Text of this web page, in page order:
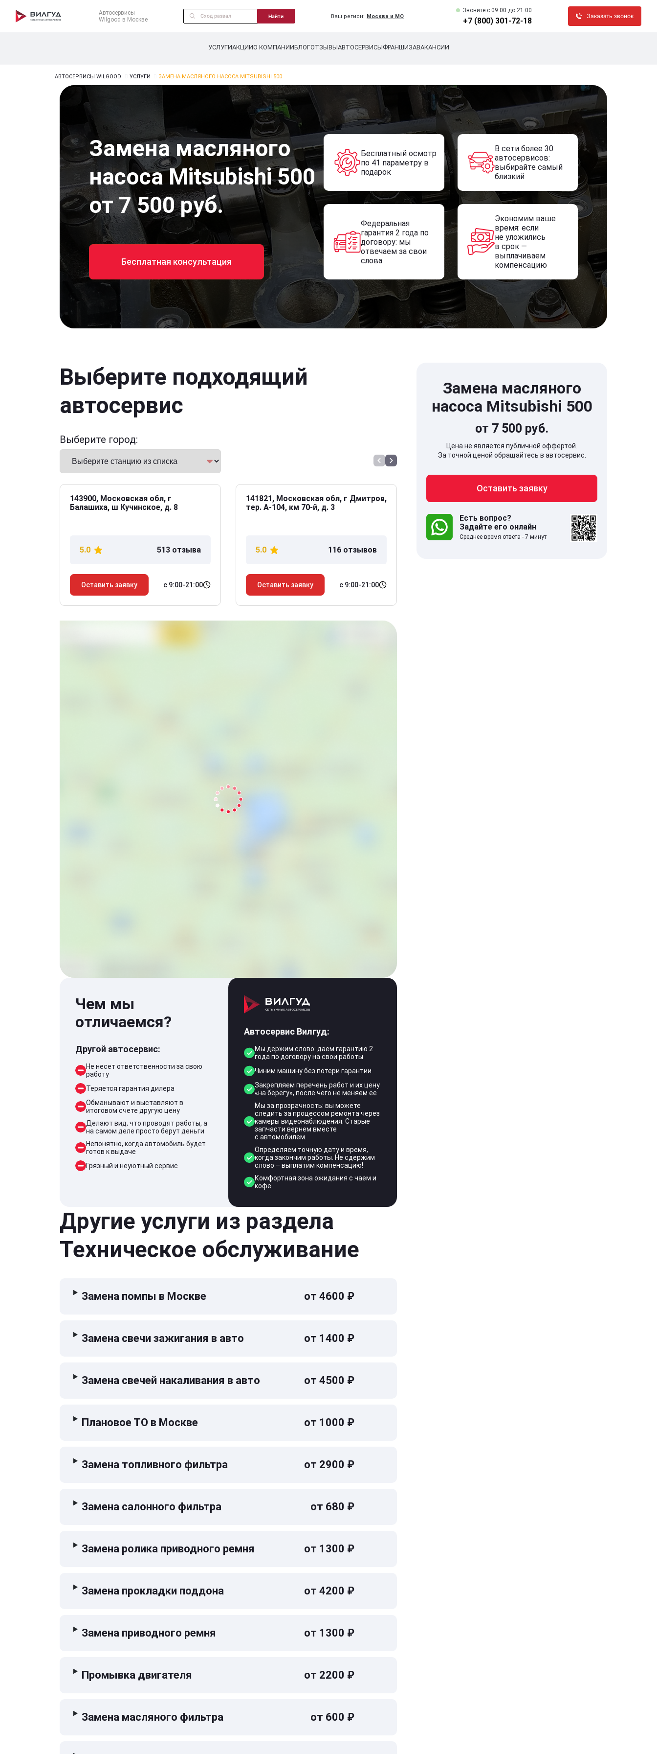
Автосервисы
Wilgood в Москве
Найти Ваш регион: Москва и МО
Звоните c 09:00 до 21:00
+7 (800) 301-72-18
Заказать звонок
УСЛУГИАКЦИИО КОМПАНИИБЛОГОТЗЫВЫАВТОСЕРВИСЫФРАНШИЗАВАКАНСИИ
АВТОСЕРВИСЫ WILGOOD УСЛУГИ ЗАМЕНА МАСЛЯНОГО НАСОСА MITSUBISHI 500
Замена масляного
насоса Mitsubishi 500
от 7 500 руб.
Бесплатная консультация
Бесплатный осмотр
по 41 параметру в
подарок
В сети более 30
автосервисов:
выбирайте самый
близкий
Федеральная
гарантия 2 года по
договору: мы
отвечаем за свои
слова
Экономим ваше
время: если
не уложились
в срок —
выплачиваем
компенсацию
Выберите подходящий
автосервис
Выберите город:
143900, Московская обл, г
Балашиха, ш Кучинское, д. 8
5.0 513 отзыва
Оставить заявку с 9:00-21:00
141821, Московская обл, г Дмитров,
тер. А-104, км 70-й, д. 3
5.0 116 отзывов
Оставить заявку с 9:00-21:00
141707, Московская обл,
дом 5
Чем мы
отличаемся?
Другой автосервис:
Не несет ответственности за свою
работу
Теряется гарантия дилера
Обманывают и выставляют в
итоговом счете другую цену
Делают вид, что проводят работы, а
на самом деле просто берут деньги
Непонятно, когда автомобиль будет
готов к выдаче
Грязный и неуютный сервис
Автосервис Вилгуд:
Мы держим слово: даем гарантию 2
года по договору на свои работы
Чиним машину без потери гарантии
Закрепляем перечень работ и их цену
«на берегу», после чего не меняем ее
Мы за прозрачность: вы можете
следить за процессом ремонта через
камеры видеонаблюдения. Старые
запчасти вернем вместе
с автомобилем.
Определяем точную дату и время,
когда закончим работы. Не сдержим
слово – выплатим компенсацию!
Комфортная зона ожидания с чаем и
кофе
Другие услуги из раздела
Техническое обслуживание
Замена помпы в Москве от 4600 ₽
Замена свечи зажигания в авто от 1400 ₽
Замена свечей накаливания в авто от 4500 ₽
Плановое ТО в Москве от 1000 ₽
Замена топливного фильтра от 2900 ₽
Замена салонного фильтра от 680 ₽
Замена ролика приводного ремня от 1300 ₽
Замена прокладки поддона от 4200 ₽
Замена приводного ремня от 1300 ₽
Промывка двигателя от 2200 ₽
Замена масляного фильтра от 600 ₽
Замена масляного
насоса Mitsubishi 500
от 7 500 руб.
Цена не является публичной оффертой.
За точной ценой обращайтесь в автосервис.
Оставить заявку
Есть вопрос?
Задайте его онлайн
Среднее время ответа - 7 минут